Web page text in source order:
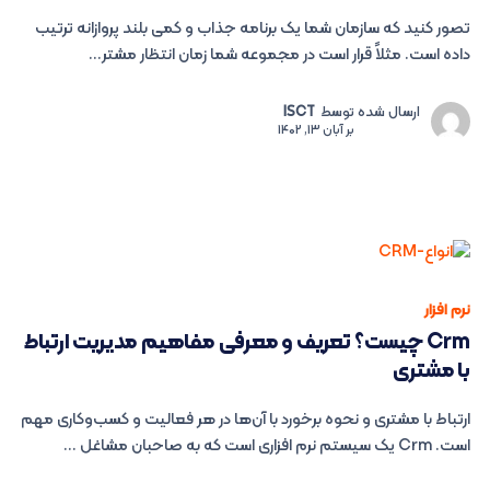
تصور کنید که سازمان شما یک برنامه جذاب و کمی بلند پروازانه ترتیب
داده است. مثلاً قرار است در مجموعه شما زمان انتظار مشتر...
ارسال شده توسط ISCT
برآبان 13, 1402
نرم افزار
Crm چیست؟ تعریف و معرفی مفاهیم مدیریت ارتباط
با مشتری
ارتباط با مشتری و نحوه برخورد با آن‌ها در هر فعالیت و کسب‌وکاری مهم
است. Crm یک سیستم نرم افزاری است که به صاحبان مشاغل ...